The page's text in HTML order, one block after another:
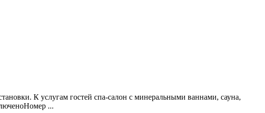
К услугам гостей спа-салон с минеральными ваннами, сауна,
...